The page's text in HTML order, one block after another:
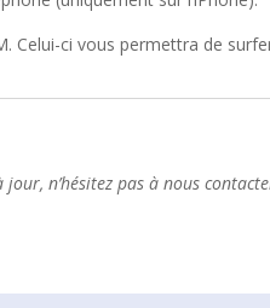
Celui-ci vous permettra de
n’hésitez pas à nous